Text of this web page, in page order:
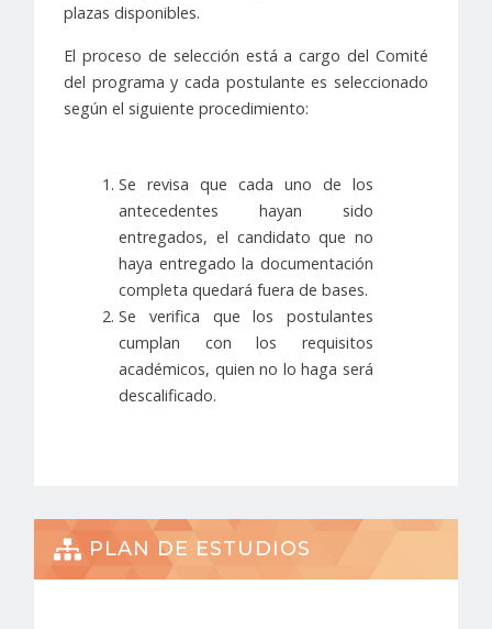
plazas disponibles.
El proceso de selección está a cargo del Comité
del programa y cada postulante es seleccionado
según el siguiente procedimiento:
Se revisa que cada uno de los
antecedentes hayan sido
entregados, el candidato que no
haya entregado la documentación
completa quedará fuera de bases.
Se verifica que los postulantes
cumplan con los requisitos
académicos, quien no lo haga será
descalificado.
PLAN DE ESTUDIOS